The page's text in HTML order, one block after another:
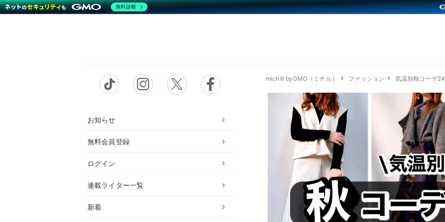
お知らせ
無料会員登録
ログイン
連載ライター一覧
新着
michill byGMO（ミチル） ファッション 気温別秋コーデ
無料診断